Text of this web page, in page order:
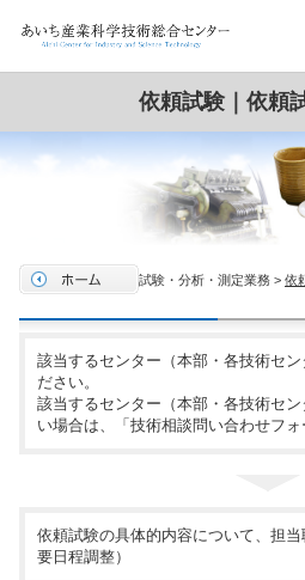
依頼試験｜依頼
試験・分析・測定業務 > 依
該当するセンター（本部・各技術セン
ださい。
該当するセンター（本部・各技術セ
い場合は、「技術相談問い合わせフォ
依頼試験の具体的内容について、担当
要日程調整）